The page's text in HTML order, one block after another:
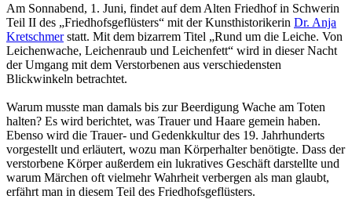
Am Sonnabend, 1. Juni, findet auf dem Alten Friedhof in Schwerin
Teil II des „Friedhofsgeflüsters“ mit der Kunsthistorikerin Dr. Anja
Kretschmerstatt. Mit dem bizarrem Titel „Rund um die Leiche. Von
Leichenwache, Leichenraub und Leichenfett“ wird in dieser Nacht
der Umgang mit dem Verstorbenen aus verschiedensten
Blickwinkeln betrachtet.
Warum musste man damals bis zur Beerdigung Wache am Toten
halten? Es wird berichtet, was Trauer und Haare gemein haben.
Ebenso wird die Trauer- und Gedenkkultur des 19. Jahrhunderts
vorgestellt und erläutert, wozu man Körperhalter benötigte. Dass der
verstorbene Körper außerdem ein lukratives Geschäft darstellte und
warum Märchen oft vielmehr Wahrheit verbergen als man glaubt,
erfährt man in diesem Teil des Friedhofsgeflüsters.